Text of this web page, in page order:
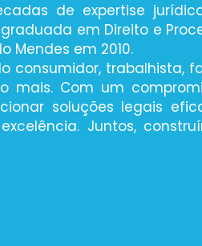
de expertise
em Direito e
Mendes em 2010.
consumidor, trabalhista,
mais. Com um
soluções legais
Juntos,